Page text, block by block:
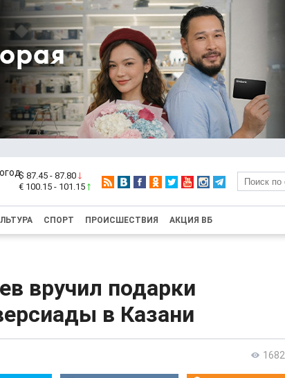
$ 87.45 - 87.80
€ 100.15 - 101.15
СПОРТ ПРОИСШЕСТВИЯ АКЦИЯ ВБ
вручил подарки
в Казани
1682